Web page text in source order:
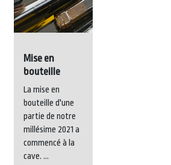
Mise en
bouteille
La mise en
bouteille d'une
partie de notre
millésime 2021 a
commencé à la
cave. ...